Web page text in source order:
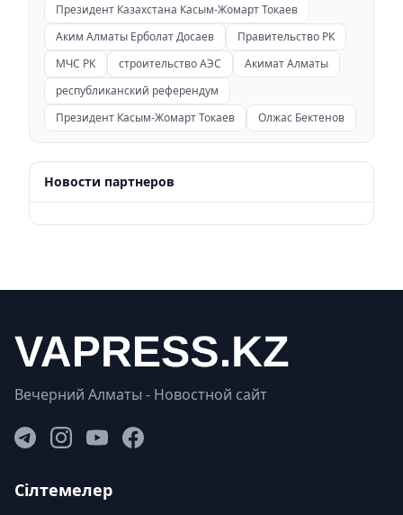
Президент Казахстана Касым-Жомарт Токаев
Аким Алматы Ерболат Досаев
Правительство РК
МЧС РК
строительство АЭС
Акимат Алматы
республиканский референдум
Президент Касым-Жомарт Токаев
Олжас Бектенов
Новости партнеров
Вечерний Алматы - Новостной сайт
Сілтемелер